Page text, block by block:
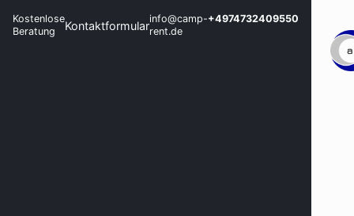
Kostenlose
Beratung
Kontaktformularinfo@camp-
rent.de
+4974732409550